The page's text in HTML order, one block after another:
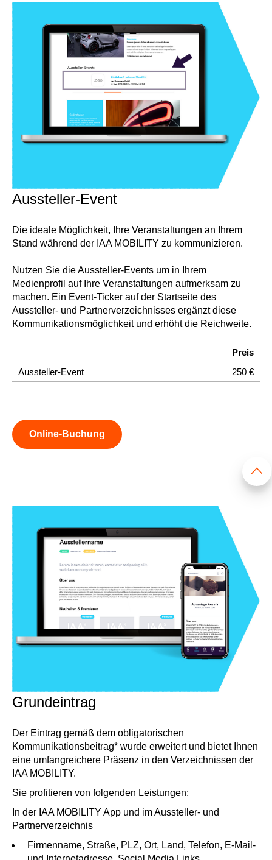
Aussteller-Event
Die ideale Möglichkeit, Ihre Veranstaltungen an Ihrem
Stand während der IAA MOBILITY zu kommunizieren.
Nutzen Sie die Aussteller-Events um in Ihrem
Medienprofil auf Ihre Veranstaltungen aufmerksam zu
machen. Ein Event-Ticker auf der Startseite des
Aussteller- und Partnerverzeichnisses ergänzt diese
Kommunikationsmöglichkeit und erhöht die Reichweite.
Preis
Aussteller-Event
250 €
Online-Buchung
Grundeintrag
Der Eintrag gemäß dem obligatorischen
Kommunikationsbeitrag* wurde erweitert und bietet Ihnen
eine umfangreichere Präsenz in den Verzeichnissen der
IAA MOBILITY.
Sie profitieren von folgenden Leistungen:
In der IAA MOBILITY App und im Aussteller- und
Partnerverzeichnis
Firmenname, Straße, PLZ, Ort, Land, Telefon, E-Mail-